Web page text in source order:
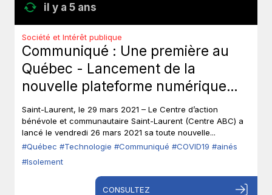
il y a 5 ans
Société et Intérêt publique
Communiqué : Une première au
Québec - Lancement de la
nouvelle plateforme numérique
«L’ABC des aînés».
Saint-Laurent, le 29 mars 2021 – Le Centre d’action
bénévole et communautaire Saint-Laurent (Centre ABC) a
lancé le vendredi 26 mars 2021 sa toute nouvelle...
#Québec #Technologie #Communiqué #COVID19 #ainés
#Isolement
CONSULTEZ